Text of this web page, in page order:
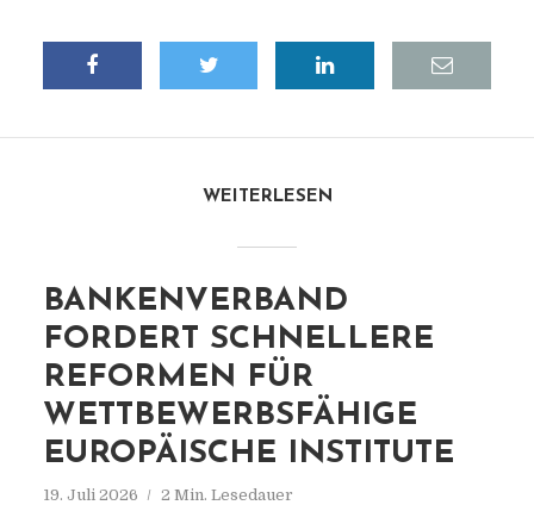
WEITERLESEN
BANKENVERBAND
FORDERT SCHNELLERE
REFORMEN FÜR
WETTBEWERBSFÄHIGE
EUROPÄISCHE INSTITUTE
19. Juli 2026 2 Min. Lesedauer